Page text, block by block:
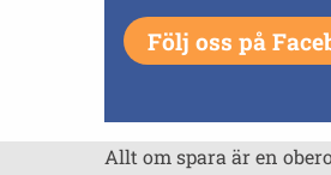
Följ oss på
Allt om spara är en